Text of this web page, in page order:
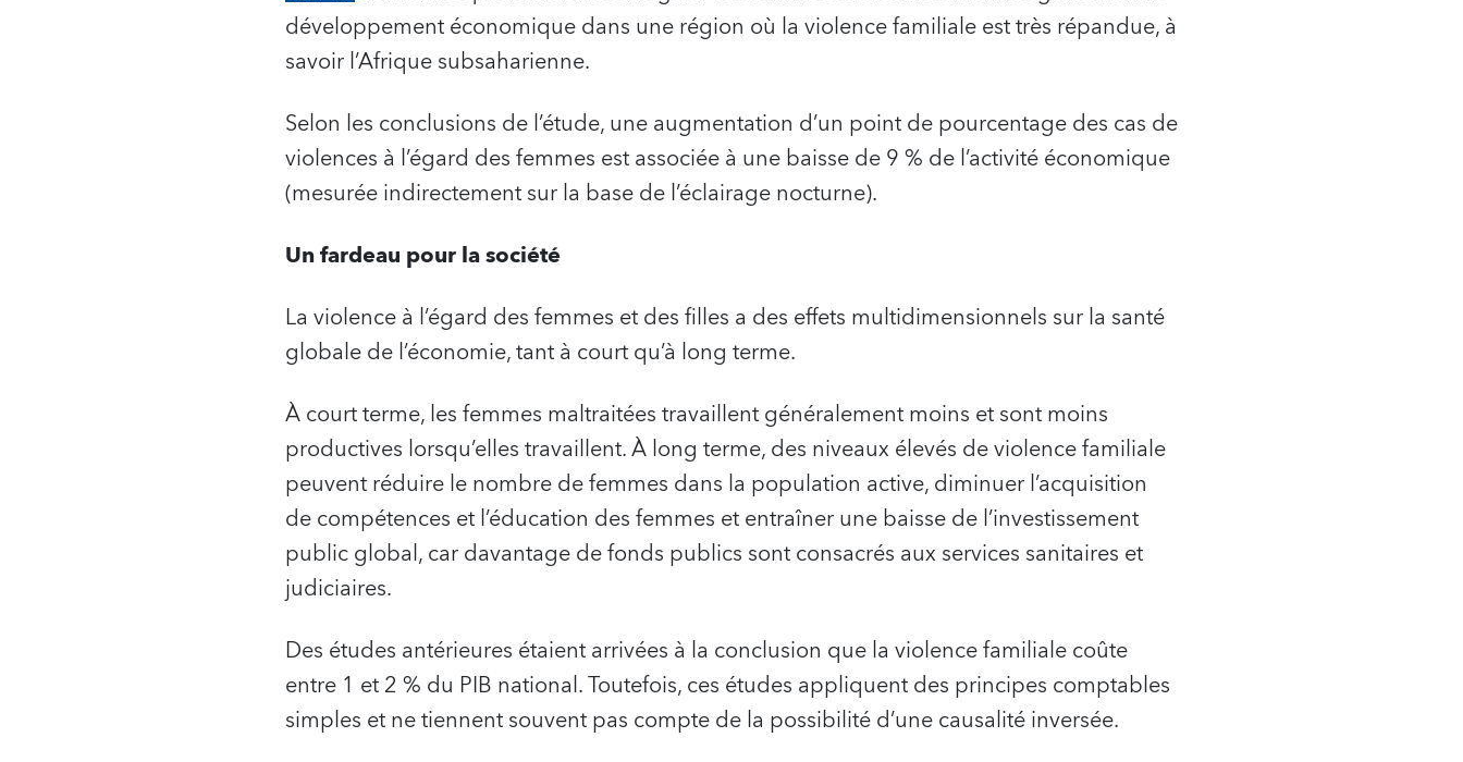
développement économique dans une région où la violence familiale est très répandue, à
savoir l’Afrique subsaharienne.
Selon les conclusions de l’étude, une augmentation d’un point de pourcentage des cas de
violences à l’égard des femmes est associée à une baisse de 9 % de l’activité économique
(mesurée indirectement sur la base de l’éclairage nocturne).
Un fardeau pour la société
La violence à l’égard des femmes et des filles a des effets multidimensionnels sur la santé
globale de l’économie, tant à court qu’à long terme.
À court terme, les femmes maltraitées travaillent généralement moins et sont moins
productives lorsqu’elles travaillent. À long terme, des niveaux élevés de violence familiale
peuvent réduire le nombre de femmes dans la population active, diminuer l’acquisition
de compétences et l’éducation des femmes et entraîner une baisse de l’investissement
public global, car davantage de fonds publics sont consacrés aux services sanitaires et
judiciaires.
Des études antérieures étaient arrivées à la conclusion que la violence familiale coûte
entre 1 et 2 % du PIB national. Toutefois, ces études appliquent des principes comptables
simples et ne tiennent souvent pas compte de la possibilité d’une causalité inversée.